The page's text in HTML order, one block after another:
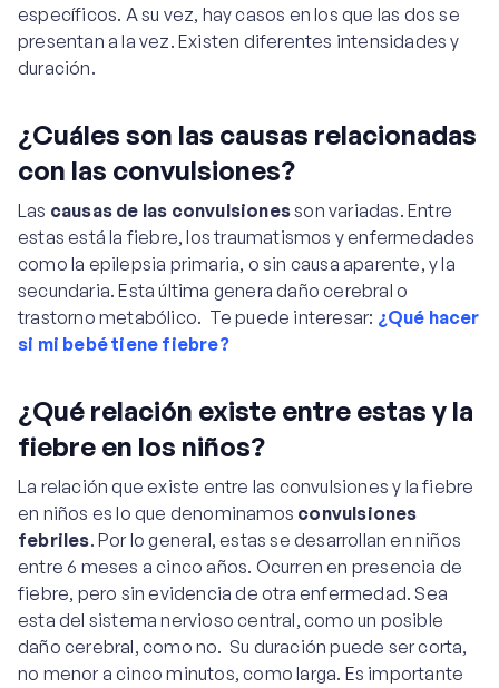
específicos. A su vez, hay casos en los que las dos se
presentan a la vez. Existen diferentes intensidades y
duración.
¿Cuáles son las causas relacionadas
con las convulsiones?
Las causas de las convulsionesson variadas. Entre
estas está la fiebre, los traumatismos y enfermedades
como la epilepsia primaria, o sin causa aparente, y la
secundaria. Esta última genera daño cerebral o
trastorno metabólico. Te puede interesar: ¿Qué hacer
si mi bebé tiene fiebre?
¿Qué relación existe entre estas y la
fiebre en los niños?
La relación que existe entre las convulsiones y la fiebre
en niños es lo que denominamos convulsiones
febriles. Por lo general, estas se desarrollan en niños
entre 6 meses a cinco años. Ocurren en presencia de
fiebre, pero sin evidencia de otra enfermedad. Sea
esta del sistema nervioso central, como un posible
daño cerebral, como no. Su duración puede ser corta,
no menor a cinco minutos, como larga. Es importante